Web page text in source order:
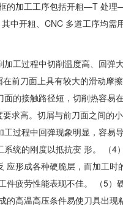
的加工工序包括开粗—T 处
开粗、CNC 多道工序均需
工过程中切削温度高、回弹
前刀面上具有较大的滑动摩
的接触路径短，切削热容易
求高。切屑与前刀面之间的
过程中回弹现象明显，容易
统的刚度以抵抗变 形。 （4
应形成各种硬脆层，而加工
件疲劳性能表现不佳。 （5）
的高温高压条件易使刀具出现